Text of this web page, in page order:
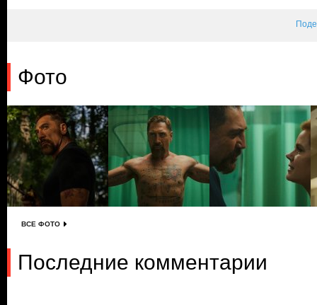
Фото
ВСЕ ФОТО
Последние комментарии